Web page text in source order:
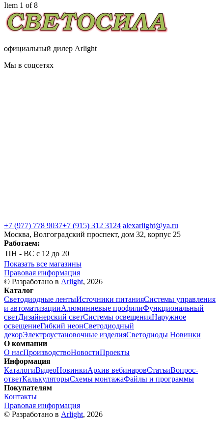
Item 1 of 8
официальный дилер Arlight
Мы в соцсетях
+7 (977) 778 9037+7 (915) 312 3124 alexarlight@ya.ru
Москва, Волгоградский проспект, дом 32, корпус 25
Работаем:
ПН - ВС с 12 до 20
Показать все магазины
Правовая информация
© Разработано в Arlight, 2026
Каталог
Светодиодные лентыИсточники питанияСистемы управления
и автоматизацииАлюминиевые профилиФункциональный
светДизайнерский светСистемы освещенияНаружное
освещениеГибкий неонСветодиодный
декорЭлектроустановочные изделияСветодиоды Новинки
О компании
О насПроизводствоНовостиПроекты
Информация
КаталогиВидеоНовинкиАрхив вебинаровСтатьиВопрос-
ответКалькуляторыСхемы монтажаФайлы и программы
Покупателям
Контакты
Правовая информация
© Разработано в Arlight, 2026